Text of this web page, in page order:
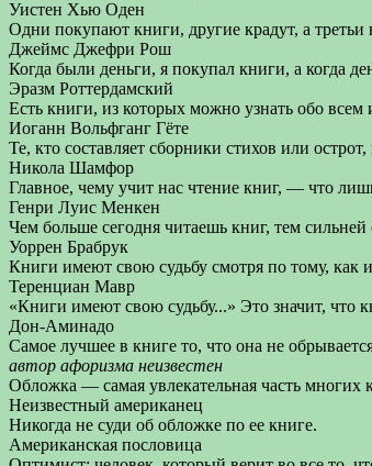
Уистен Хью Оден
Одни покупают книги, другие крадут, а
Джеймс Джефри Рош
Когда были деньги, я покупал книги, а когда
Эразм Роттердамский
Есть книги, из которых можно узнать обо всем
Иоганн Вольфганг Гёте
Те, кто составляет сборники стихов или
Никола Шамфор
Главное, чему учит нас чтение книг, — что
Генри Луис Менкен
Чем больше сегодня читаешь книг, тем
Уоррен Брабрук
Книги имеют свою судьбу смотря по тому, как
Теренциан Мавр
«Книги имеют свою судьбу...» Это значит, что
Дон-Аминадо
Самое лучшее в книге то, что она не
автор афоризма неизвестен
Обложка — самая увлекательная часть многих
Неизвестный американец
Никогда не суди об обложке по ее книге.
Американская пословица